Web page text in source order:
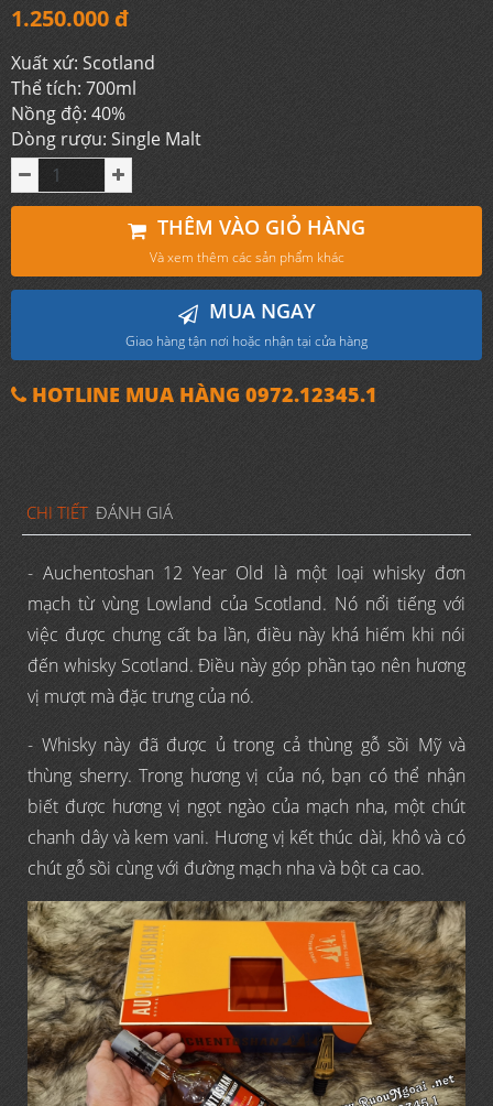
1.250.000 đ
Xuất xứ: Scotland
Thể tích: 700ml
Nồng độ: 40%
Dòng rượu: Single Malt
THÊM VÀO GIỎ HÀNG
Và xem thêm các sản phẩm khác
MUA NGAY
Giao hàng tận nơi hoặc nhận tại cửa hàng
HOTLINE MUA HÀNG 0972.12345.1
CHI TIẾT ĐÁNH GIÁ
- Auchentoshan 12 Year Old là một loại whisky đơn
mạch từ vùng Lowland của Scotland. Nó nổi tiếng với
việc được chưng cất ba lần, điều này khá hiếm khi nói
đến whisky Scotland. Điều này góp phần tạo nên hương
vị mượt mà đặc trưng của nó.
- Whisky này đã được ủ trong cả thùng gỗ sồi Mỹ và
thùng sherry. Trong hương vị của nó, bạn có thể nhận
biết được hương vị ngọt ngào của mạch nha, một chút
chanh dây và kem vani. Hương vị kết thúc dài, khô và có
chút gỗ sồi cùng với đường mạch nha và bột ca cao.